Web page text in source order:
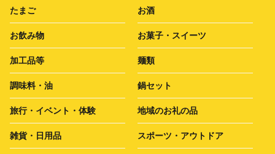
たまご お酒
お飲み物 お菓子・スイーツ
加工品等 麺類
調味料・油 鍋セット
旅行・イベント・体験 地域のお礼の品
雑貨・日用品 スポーツ・アウトドア